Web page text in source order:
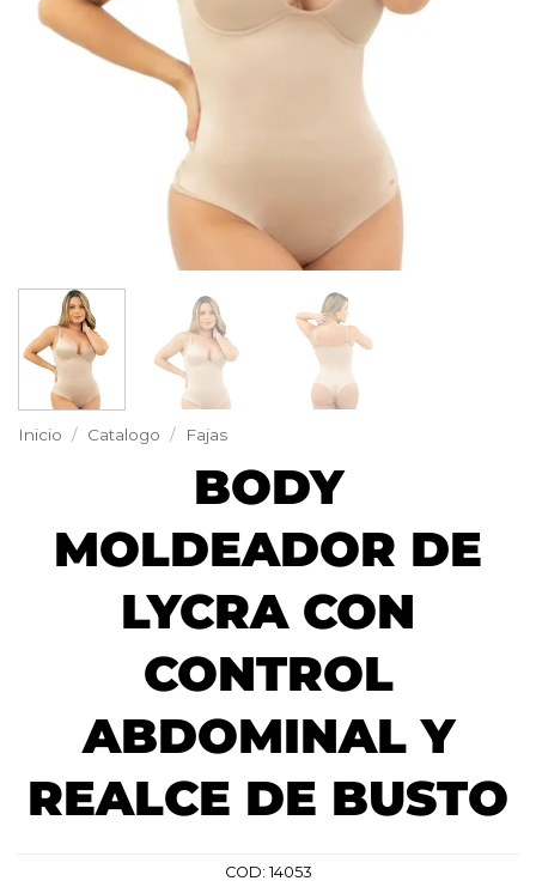
Inicio / Catalogo / Fajas
BODY
MOLDEADOR DE
LYCRA CON
CONTROL
ABDOMINAL Y
REALCE DE BUSTO
COD: 14053